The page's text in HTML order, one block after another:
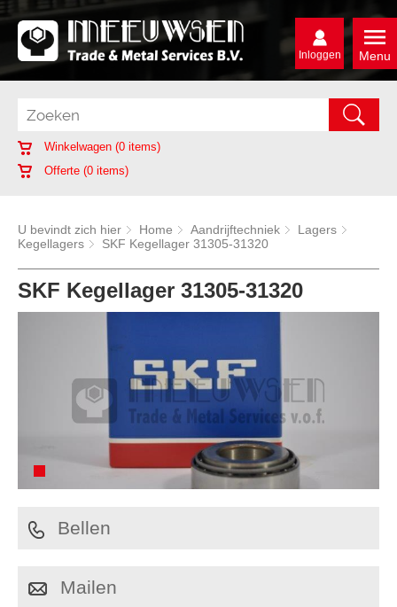
Menu
Inloggen
Winkelwagen (0 items)
Offerte (0 items)
U bevindt zich hier Home Aandrijftechniek
Lagers
Kegellagers
SKF Kegellager 31305-31320
SKF Kegellager 31305-31320
Bellen
Mailen